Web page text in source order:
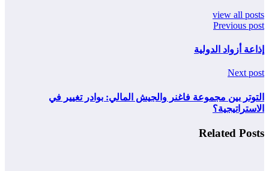
view all posts
Previous post
إذاعة أزواد الدولية
Next post
التوتر بين مجموعة فاغنر والجيش المالي: بوادر تغيير في
الاستراتيجية؟
Related Posts